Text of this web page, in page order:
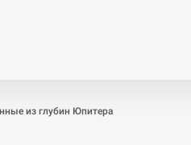
из глубин Юпитера